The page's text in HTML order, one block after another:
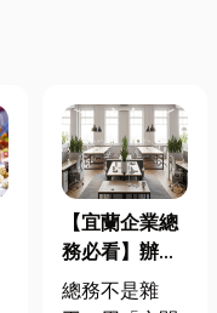
【宜蘭企業總
務必看】辦公
室如何打造高
總務不是雜